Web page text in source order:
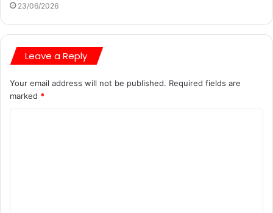
23/06/2026
Leave a Reply
Your email address will not be published. Required fields are
marked *